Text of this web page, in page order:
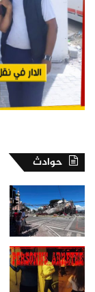
حوادث